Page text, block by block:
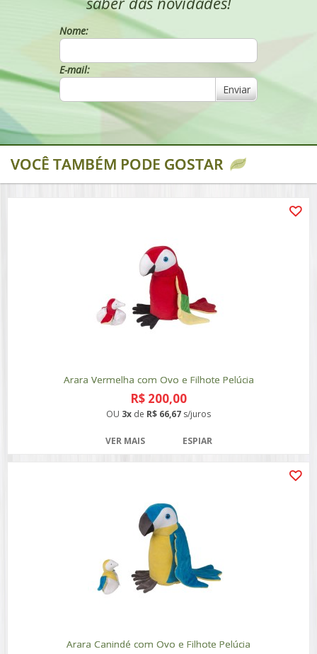
Nome:
E-mail:
Enviar
VOCÊ TAMBÉM PODE GOSTAR
Arara Vermelha com Ovo e Filhote Pelúcia
R$ 200,00
OU 3x de R$ 66,67 s/juros
VER MAIS ESPIAR
Arara Canindé com Ovo e Filhote Pelúcia